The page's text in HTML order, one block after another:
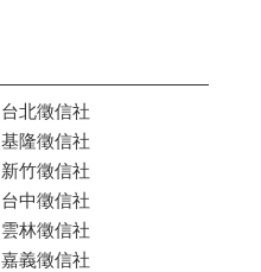
台北徵信社
基隆徵信社
新竹徵信社
台中徵信社
雲林徵信社
嘉義徵信社